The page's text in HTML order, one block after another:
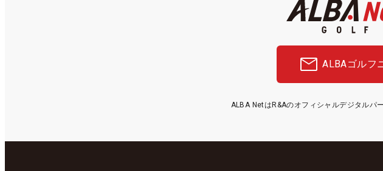
ALBAゴルフ
ALBA NetはR&Aのオフィシャルデジタルパ